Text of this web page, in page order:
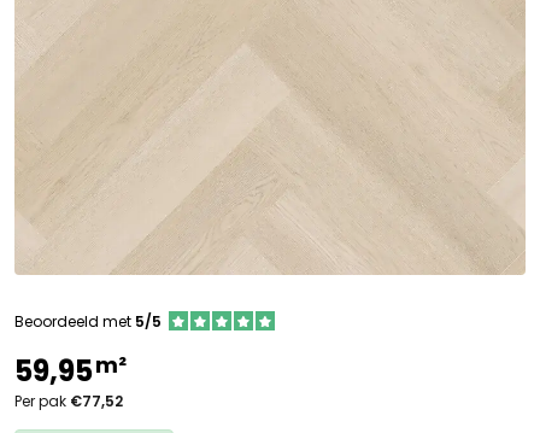
Beoordeeld met 5/5
59,95m²
Per pak €77,52